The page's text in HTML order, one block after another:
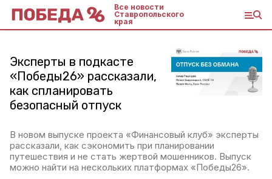
Все новости
Ставропольского
края
Эксперты в подкасте
«Победы26» рассказали,
как спланировать
безопасный отпуск
В новом выпуске проекта «Финансовый клуб» эксперты
рассказали, как сэкономить при планировании
путешествия и не стать жертвой мошенников. Выпуск
можно найти на нескольких платформах «Победы26».